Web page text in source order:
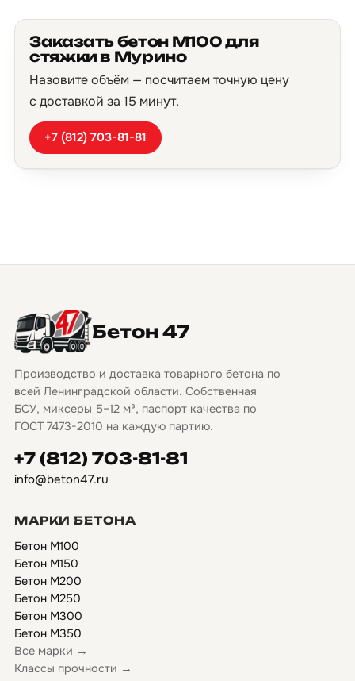
Заказать бетон М100 для
стяжки в Мурино
Назовите объём — посчитаем точную цену
с доставкой за 15 минут.
+7 (812) 703-81-81
Бетон 47
Производство и доставка товарного бетона по
всей Ленинградской области. Собственная
БСУ, миксеры 5–12 м³, паспорт качества по
ГОСТ 7473-2010 на каждую партию.
+7 (812) 703-81-81
info@beton47.ru
МАРКИ БЕТОНА
Бетон М100
Бетон М150
Бетон М200
Бетон М250
Бетон М300
Бетон М350
Все марки →
Классы прочности →